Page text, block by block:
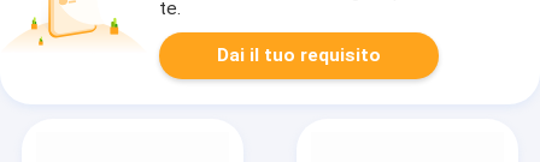
te.
Dai il tuo requisito